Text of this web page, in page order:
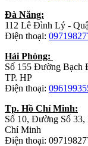
Đà Năng:
112 Lê Đình Lý -
Điện thoại:
Hải Phòng:
Số 155 Đường Bạch
TP. HP
Điện thoại:
Tp. Hồ Chí Minh:
Số 10, Đường Số
Chí Minh
Điện thoại: